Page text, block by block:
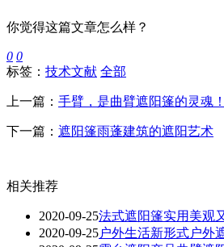
你觉得这篇文章怎么样？
0 0
标签： 技术文献 全部
上一篇： 手臂，是曲臂遮阳篷的灵魂！
下一篇： 遮阳篷雨蓬建筑的遮阳艺术
相关推荐
2020-09-25法式遮阳篷实用美观
2020-09-25户外生活新形式户外